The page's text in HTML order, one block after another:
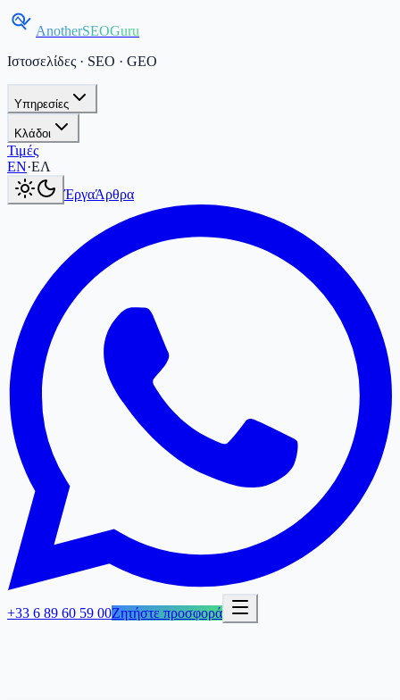
AnotherSEOGuru
Ιστοσελίδες · SEO · GEO
Υπηρεσίες
Κλάδοι
Τιμές
EN·ΕΛ
ΈργαΆρθρα
+33 6 89 60 59 00Ζητήστε προσφορά